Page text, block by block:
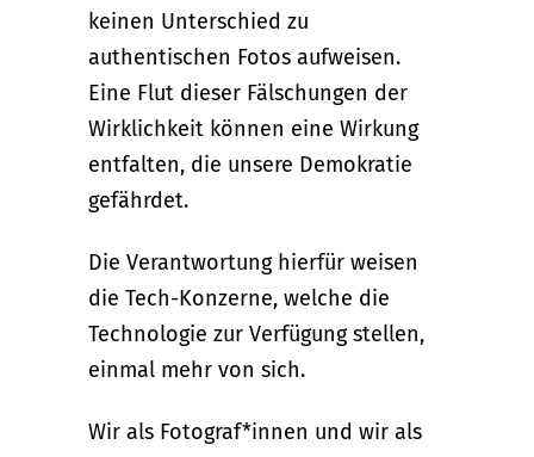
keinen Unterschied zu
authentischen Fotos aufweisen.
Eine Flut dieser Fälschungen der
Wirklichkeit können eine Wirkung
entfalten, die unsere Demokratie
gefährdet.
Die Verantwortung hierfür weisen
die Tech-Konzerne, welche die
Technologie zur Verfügung stellen,
einmal mehr von sich.
Wir als Fotograf*innen und wir als